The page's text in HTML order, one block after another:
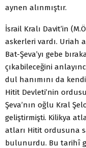
aynen alınmıştır.
İsrail Kralı Davit’in
askerleri vardı. Uriah
Bat-Şeva’yı gebe
çıkabileceğini
dul hanımını da
Hitit Devleti’nin
Şeva’nın oğlu Kral
geliştirmişti. Kilikya
atları Hitit ordusuna
bulunurdu. Bu tarihî